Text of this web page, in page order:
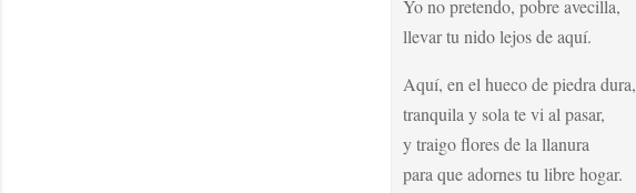
Yo no pretendo, pobre avecilla,
llevar tu nido lejos de aquí.
Aquí, en el hueco de piedra dura,
tranquila y sola te vi al pasar,
y traigo flores de la llanura
para que adornes tu libre hogar.